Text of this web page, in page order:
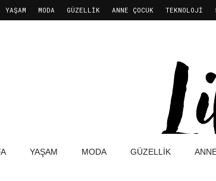
YAŞAM MODA GÜZELLIK ANNE ÇOCUK TEKNOLOJI
YAŞAM MODA GÜZELLIK